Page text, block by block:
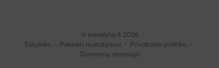
© eavalyne.lt 2026
Taisyklės
Pakeisti nustatymus
Privatumo politika
Duomenų apsauga